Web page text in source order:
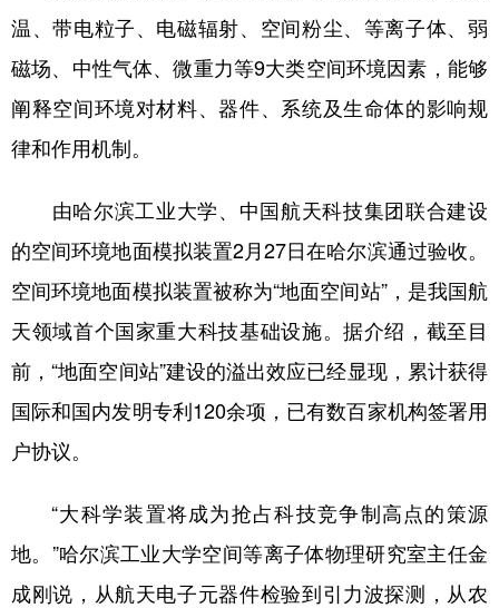
温、带电粒子、电磁辐射、空间粉尘、等离子体、弱
磁场、中性气体、微重力等9大类空间环境因素，能够
阐释空间环境对材料、器件、系统及生命体的影响规
律和作用机制。
由哈尔滨工业大学、中国航天科技集团联合建设
的空间环境地面模拟装置2月27日在哈尔滨通过验收。
空间环境地面模拟装置被称为“地面空间站”，是我国航
天领域首个国家重大科技基础设施。据介绍，截至目
前，“地面空间站”建设的溢出效应已经显现，累计获得
国际和国内发明专利120余项，已有数百家机构签署用
户协议。
“大科学装置将成为抢占科技竞争制高点的策源
地。”哈尔滨工业大学空间等离子体物理研究室主任金
成刚说，从航天电子元器件检验到引力波探测，从农